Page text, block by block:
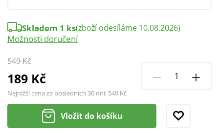
549 Kč
189 Kč
Nejnižší cena za posledních 30 dní: 549 Kč
Skladem 1 ks(zboží odesíláme 10.08.2026)
Možnosti doručení
Vložit do košíku